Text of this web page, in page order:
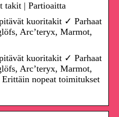
takit | Partioaitta
kuoritakit ✓ Parhaat
Arc’teryx, Marmot,
kuoritakit ✓ Parhaat
Arc’teryx, Marmot,
nopeat toimitukset